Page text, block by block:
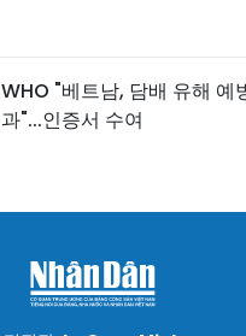
WHO "베트남, 담배 유해 예
과"...인증서 수여